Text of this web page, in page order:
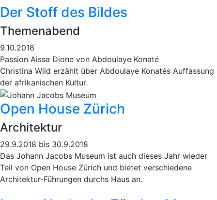
Der Stoff des Bildes
Themenabend
9.10.2018
Passion Aissa Dione von Abdoulaye Konaté
Christina Wild erzählt über Abdoulaye Konatés Auffassung
der afrikanischen Kultur.
Open House Zürich
Architektur
29.9.2018 bis 30.9.2018
Das Johann Jacobs Museum ist auch dieses Jahr wieder
Teil von Open House Zürich und bietet verschiedene
Architektur-Führungen durchs Haus an.